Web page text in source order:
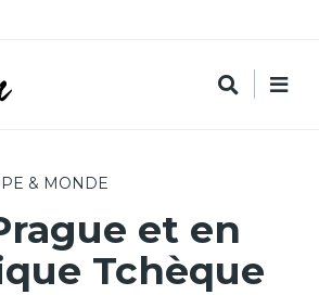
& MONDE
et en
Tchèque